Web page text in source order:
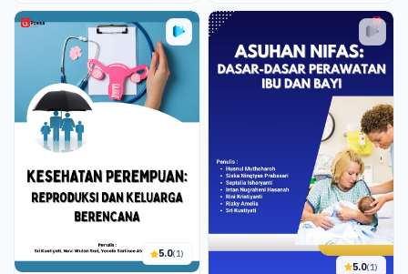
5.0(1)
5.0(1)